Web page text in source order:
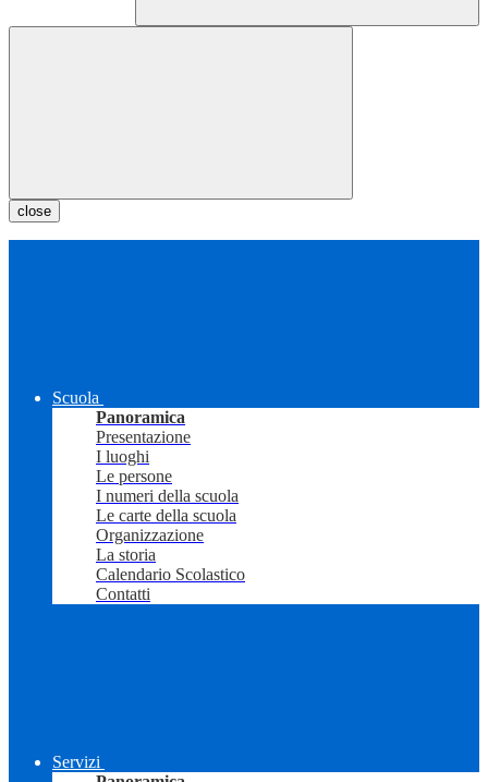
close
Scuola
Panoramica
Presentazione
I luoghi
Le persone
I numeri della scuola
Le carte della scuola
Organizzazione
La storia
Calendario Scolastico
Contatti
Servizi